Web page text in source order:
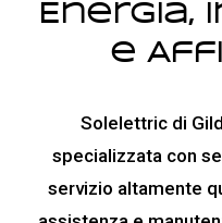
Energia,
e
Solelettric di
specializzata con
servizio altamente